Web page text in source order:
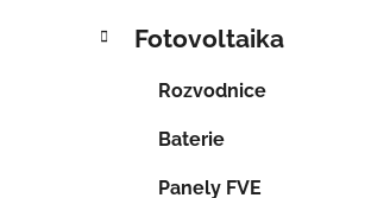
Fotovoltaika
Rozvodnice
Baterie
Panely FVE